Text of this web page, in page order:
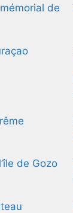
de
de Gozo